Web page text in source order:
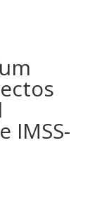
IMSS-